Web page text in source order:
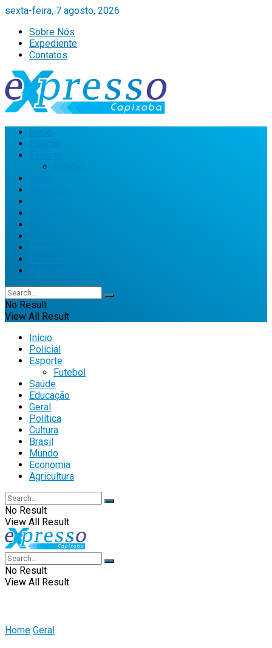
sexta-feira, 7 agosto, 2026
Sobre Nós
Expediente
Contatos
Agricultura
No Result
View All Result
Início
Policial
Esporte
Futebol
Saúde
Educação
Geral
Política
Cultura
Brasil
Mundo
Economia
Agricultura
No Result
View All Result
No Result
View All Result
Home Geral